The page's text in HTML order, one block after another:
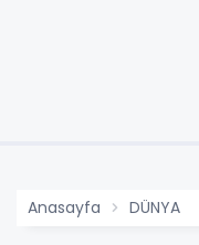
Anasayfa DÜNYA